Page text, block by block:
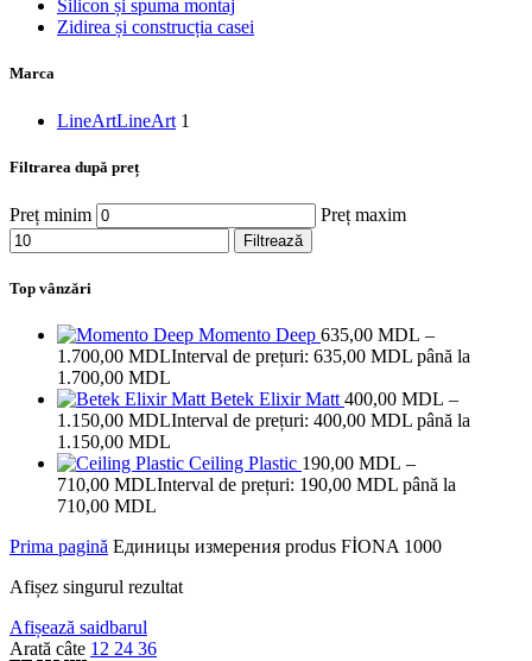
Silicon și spuma montaj
Zidirea și construcția casei
Marca
LineArtLineArt 1
Filtrarea după preț
Preț minim Preț maxim
Filtrează
Top vânzări
Momento Deep 635,00 MDL –
1.700,00 MDLInterval de prețuri: 635,00 MDL până la
1.700,00 MDL
Betek Elixir Matt 400,00 MDL –
1.150,00 MDLInterval de prețuri: 400,00 MDL până la
1.150,00 MDL
Ceiling Plastic 190,00 MDL –
710,00 MDLInterval de prețuri: 190,00 MDL până la
710,00 MDL
Prima pagină Единицы измерения produs FİONA 1000
Afișez singurul rezultat
Afișează saidbarul
Arată câte 12 24 36